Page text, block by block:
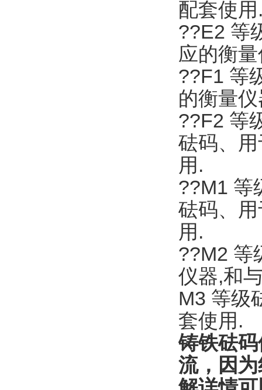
配套使用
??E2 等
应的衡
??F1 等
的衡量
??F2 等
砝码、
用.
??M1 等
砝码、
用.
??M2 等
仪器,和
M3 等级
套使用.
铸铁砝
流，因